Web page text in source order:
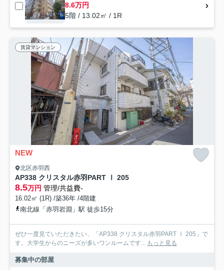
8.6万円
5階 / 13.02㎡ / 1R
賃貸マンション
NEW
北区赤羽西
AP338 クリスタル赤羽PART Ⅰ 205
8.5万円 管理/共益費-
16.02㎡ (1R) /築36年 /4階建
南北線「赤羽岩淵」駅 徒歩15分
ぜひ一度見ていただきたい、「AP338 クリスタル赤羽PART Ⅰ 205」で
す。大学生からのニーズが多いワンルームです... もっと見る
募集中の部屋